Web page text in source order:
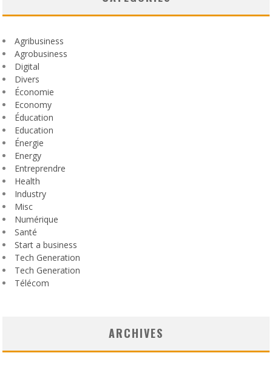
Agribusiness
Agrobusiness
Digital
Divers
Économie
Economy
Éducation
Education
Énergie
Energy
Entreprendre
Health
Industry
Misc
Numérique
Santé
Start a business
Tech Generation
Tech Generation
Télécom
ARCHIVES